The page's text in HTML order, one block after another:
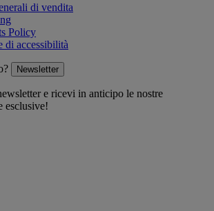
di vendita
Policy
di accessibilità
Newsletter
e ricevi in anticipo le nostre
esclusive!